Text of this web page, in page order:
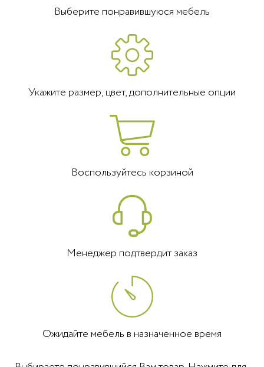
Выберите понравившуюся мебель
Укажите размер, цвет, дополнительные опции
Воспользуйтесь корзиной
Менеджер подтвердит заказ
Ожидайте мебель в назначенное время